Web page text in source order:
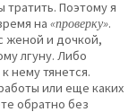
тратить. Поэтому я
на «проверку».
женой и дочкой,
лгуну. Либо
нему тянется.
или еще каких
обратно без